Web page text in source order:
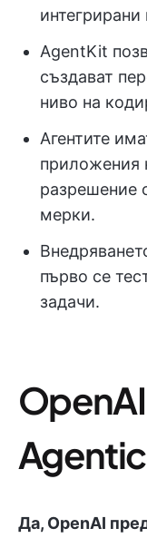
AgentKit
създават
ниво на
Агентите
приложения
разрешение
мерки.
първо се
задачи.
Да, OpenAI